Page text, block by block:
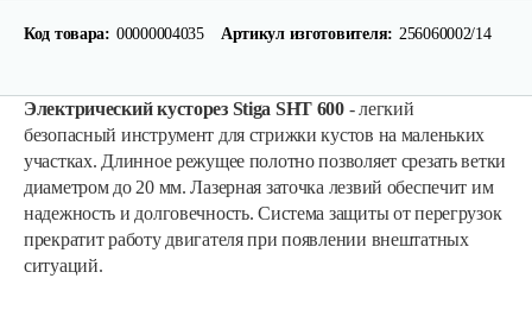
Код товара: 00000004035 Артикул изготовителя: 256060002/14
Электрический кусторез Stiga SHT 600- легкий
безопасный инструмент для стрижки кустов на маленьких
участках. Длинное режущее полотно позволяет срезать ветки
диаметром до 20 мм. Лазерная заточка лезвий обеспечит им
надежность и долговечность. Система защиты от перегрузок
прекратит работу двигателя при появлении внештатных
ситуаций.